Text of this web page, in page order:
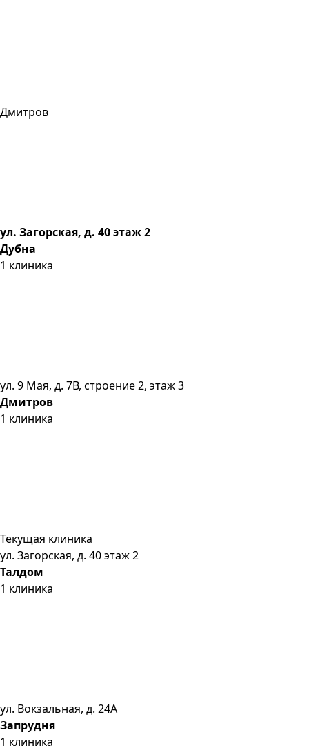
Дмитров
ул. Загорская, д. 40 этаж 2
Дубна
1 клиника
ул. 9 Мая, д. 7В, строение 2, этаж 3
Дмитров
1 клиника
Текущая клиника
ул. Загорская, д. 40 этаж 2
Талдом
1 клиника
ул. Вокзальная, д. 24А
Запрудня
1 клиника